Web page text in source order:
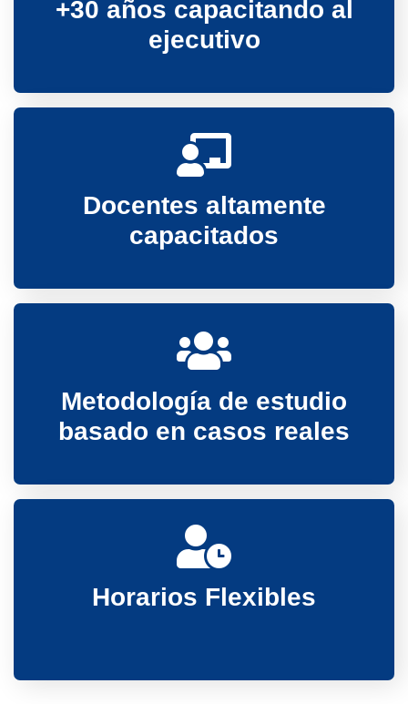
+30 años capacitando al
ejecutivo
Docentes altamente
capacitados
Metodología de estudio
basado en casos reales
Horarios Flexibles